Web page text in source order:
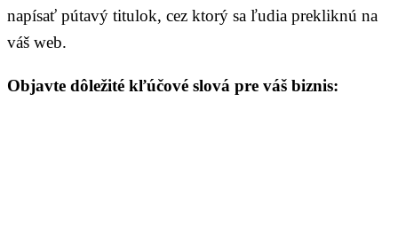
napísať pútavý titulok, cez ktorý sa ľudia prekliknú na
váš web.
Objavte dôležité kľúčové slová pre váš biznis: